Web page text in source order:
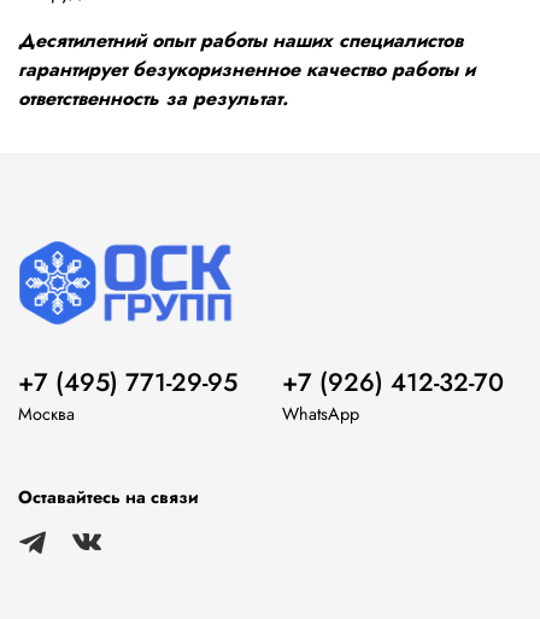
Десятилетний опыт работы наших специалистов
гарантирует безукоризненное качество работы и
ответственность за результат.
+7 (495) 771-29-95
Москва
+7 (926) 412-32-70
WhatsApp
Оставайтесь на связи